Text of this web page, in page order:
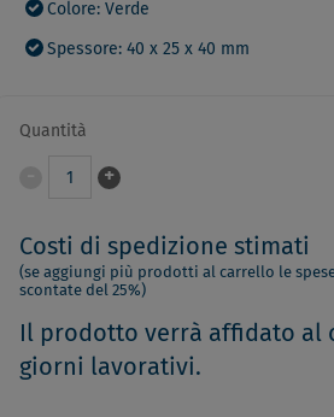
Colore: Verde
Spessore: 40 x 25 x 40 mm
Quantità
1 +
Costi di spedizione stimati
(se aggiungi più prodotti al carrello le
scontate del 25%)
Il prodotto verrà affidato al
giorni lavorativi.